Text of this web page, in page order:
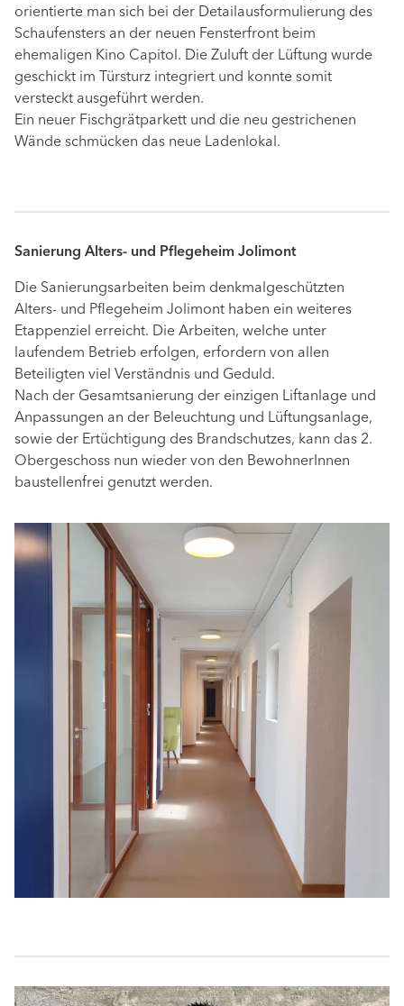
orientierte man sich bei der Detailausformulierung des
Schaufensters an der neuen Fensterfront beim
ehemaligen Kino Capitol. Die Zuluft der Lüftung wurde
geschickt im Türsturz integriert und konnte somit
versteckt ausgeführt werden.
Ein neuer Fischgrätparkett und die neu gestrichenen
Wände schmücken das neue Ladenlokal.
Sanierung Alters- und Pflegeheim Jolimont
Die Sanierungsarbeiten beim denkmalgeschützten
Alters- und Pflegeheim Jolimont haben ein weiteres
Etappenziel erreicht. Die Arbeiten, welche unter
laufendem Betrieb erfolgen, erfordern von allen
Beteiligten viel Verständnis und Geduld.
Nach der Gesamtsanierung der einzigen Liftanlage und
Anpassungen an der Beleuchtung und Lüftungsanlage,
sowie der Ertüchtigung des Brandschutzes, kann das 2.
Obergeschoss nun wieder von den BewohnerInnen
baustellenfrei genutzt werden.